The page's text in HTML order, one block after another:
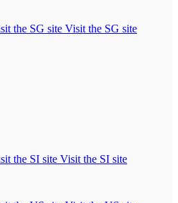
Visit the SG site
Visit the SI site